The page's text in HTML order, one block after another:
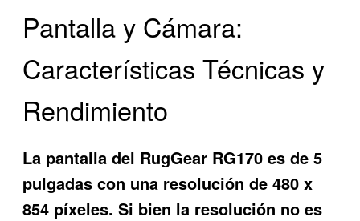
Pantalla y Cámara:
Características Técnicas y
Rendimiento
La pantalla del RugGear RG170 es de 5
pulgadas con una resolución de 480 x
854 píxeles. Si bien la resolución no es